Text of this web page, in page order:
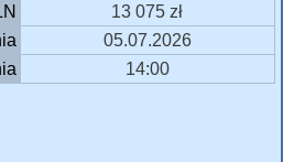
13 075 zł
05.07.2026
14:00